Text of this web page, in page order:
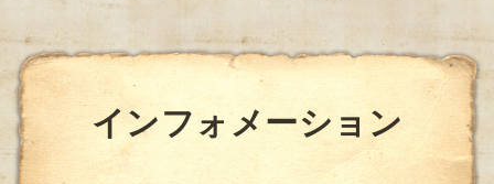
インフォメーション